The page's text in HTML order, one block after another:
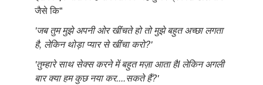
जैसे कि"
'जब तुम मुझे अपनी ओर खींचते हो तो मुझे बहुत अच्छा लगता
है, लेकिन थोड़ा प्यार से खींचा करो?'
'तुम्हारे साथ सेक्स करने में बहुत मज़ा आता हैI लेकिन अगली
बार क्या हम कुछ नया कर....सकते हैं?'